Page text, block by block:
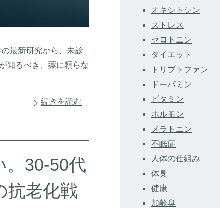
最新研究から、未診
知るべき、薬に頼らな
続きを読む
。30-50代
抗老化戦
オキシトシン
ストレス
セロトニン
ダイエット
トリプトファン
ドーパミン
ビタミン
ホルモン
メラトニン
不眠症
人体の仕組み
体臭
健康
加齢臭